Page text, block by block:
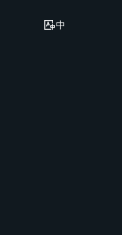
中